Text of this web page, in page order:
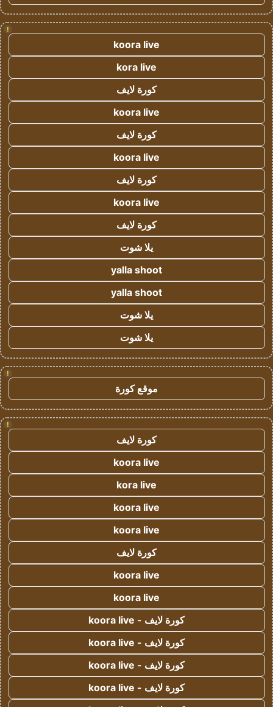
!
koora live
kora live
كورة لايف
koora live
كورة لايف
koora live
كورة لايف
koora live
كورة لايف
يلا شوت
yalla shoot
yalla shoot
يلا شوت
يلا شوت
!
موقع كورة
!
كورة لايف
koora live
kora live
koora live
koora live
كورة لايف
koora live
koora live
كورة لايف - koora live
كورة لايف - koora live
كورة لايف - koora live
كورة لايف - koora live